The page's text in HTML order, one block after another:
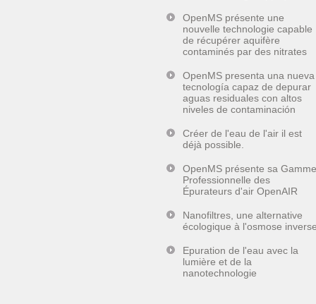
OpenMS présente une
nouvelle technologie capable
de récupérer aquifère
contaminés par des nitrates
OpenMS presenta una nueva
tecnología capaz de depurar
aguas residuales con altos
niveles de contaminación
Créer de l'eau de l'air il est
déjà possible.
OpenMS présente sa Gamme
Professionnelle des
Épurateurs d'air OpenAIR
Nanofiltres, une alternative
écologique à l'osmose
Epuration de l'eau avec la
lumière et de la
nanotechnologie